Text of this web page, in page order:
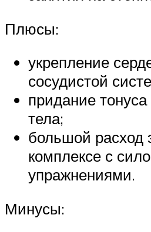
Плюсы:
укрепление
сосудистой
придание
тела;
большой расход
комплексе с
упражнениями.
Минусы: